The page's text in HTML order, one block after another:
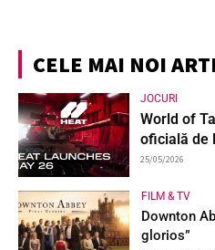
CELE MAI NOI
JOCURI
World of
oficială de
25/05/2026
FILM & TV
Downton
glorios”